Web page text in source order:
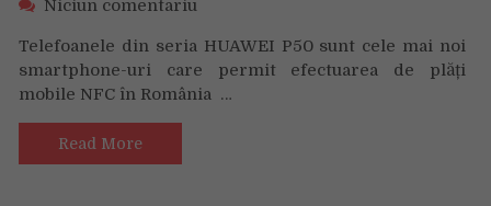
Niciun comentariu
de
smartphone
Huawei
Telefoanele din seria HUAWEI P50 sunt cele mai noi
smartphone-uri care permit efectuarea de plăți
mobile NFC în România …
Read More